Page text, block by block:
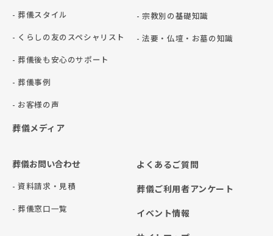
- 葬儀スタイル
- くらしの友のスペシャリスト
- 葬儀後も安心のサポート
- 葬儀事例
- お客様の声
葬儀メディア
- 宗教別の基礎知識
- 法要・仏壇・お墓の知識
葬儀お問い合わせ
- 資料請求・見積
- 葬儀窓口一覧
よくあるご質問
葬儀ご利用者アンケート
イベント情報